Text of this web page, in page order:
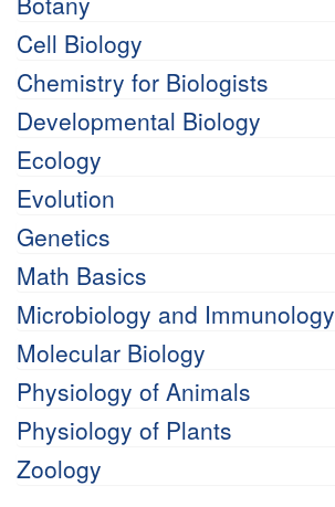
Cell Biology
Chemistry for Biologists
Developmental Biology
Ecology
Evolution
Genetics
Math Basics
Microbiology and Immunology
Molecular Biology
Physiology of Animals
Physiology of Plants
Zoology